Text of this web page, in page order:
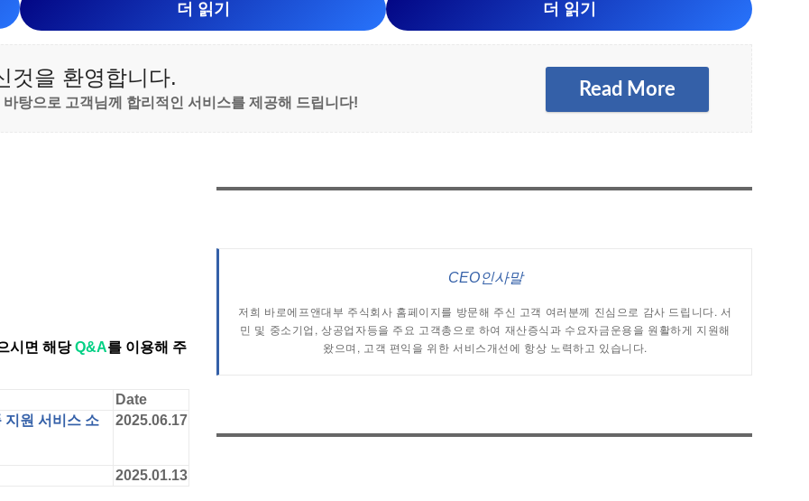
더 읽기 더 읽기
것을 환영합니다.
탕으로 고객님께 합리적인 서비스를 제공해 드립니다!
Read More
시면 해당Q&A를 이용해 주
Date
지원 서비스 소
2025.06.17
2025.01.13
CEO인사말
저희 바로에프앤대부 주식회사 홈페이지를 방문해 주신 고객 여러분께 진심으로 감사 드립니다. 서
민 및 중소기업, 상공업자등을 주요 고객총으로 하여 재산증식과 수요자금운용을 원활하게 지원해
왔으며, 고객 편익을 위한 서비스개선에 항상 노력하고 있습니다.